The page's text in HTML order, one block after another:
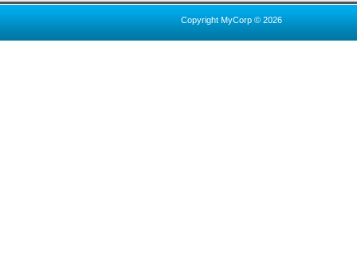
Copyright MyCorp © 2026